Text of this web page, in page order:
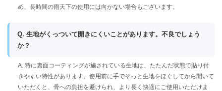
め、長時間の雨天下の使用には向かない場合もございます。
Q. 生地がくっついて開きにくいことがあります。不良でしょう
か？
A. 特に裏面コーティングが施されている生地は、たたんだ状態で貼り付
きやすい特性があります。使用前に手でそっと生地をほぐしてから開いて
いただくと、骨への負担を避けられ、より長く快適にご使用いただけま